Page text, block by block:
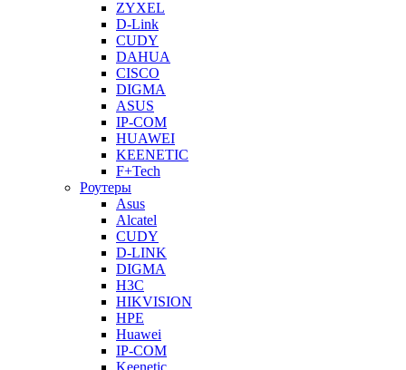
ZYXEL
D-Link
CUDY
DAHUA
CISCO
DIGMA
ASUS
IP-COM
HUAWEI
KEENETIC
F+Tech
Роутеры
Asus
Alcatel
CUDY
D-LINK
DIGMA
H3C
HIKVISION
HPE
Huawei
IP-COM